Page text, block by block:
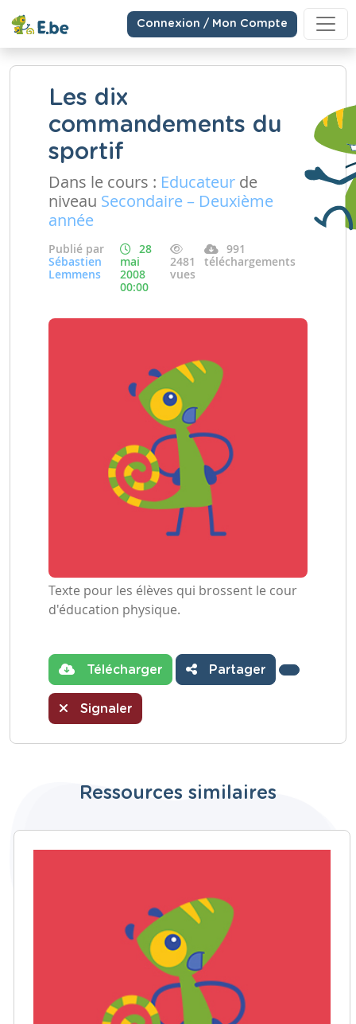
Connexion / Mon Compte
Les dix
commandements du
sportif
Dans le cours : Educateur de
niveau Secondaire – Deuxième
année
Publié par
Sébastien
Lemmens
28
mai
2008
00:00
2481
vues
991
téléchargements
Texte pour les élèves qui brossent le cour
d'éducation physique.
Télécharger Partager
Signaler
Ressources similaires